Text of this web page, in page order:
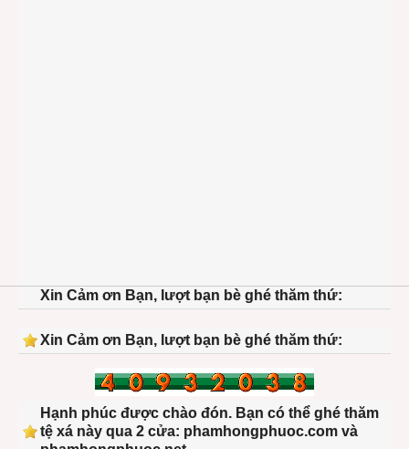
Xin Cảm ơn Bạn, lượt bạn bè ghé thăm thứ:
Xin Cảm ơn Bạn, lượt bạn bè ghé thăm thứ:
Hạnh phúc được chào đón. Bạn có thể ghé thăm
tệ xá này qua 2 cửa: phamhongphuoc.com và